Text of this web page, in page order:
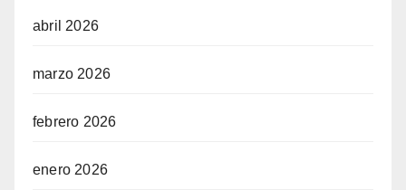
abril 2026
marzo 2026
febrero 2026
enero 2026